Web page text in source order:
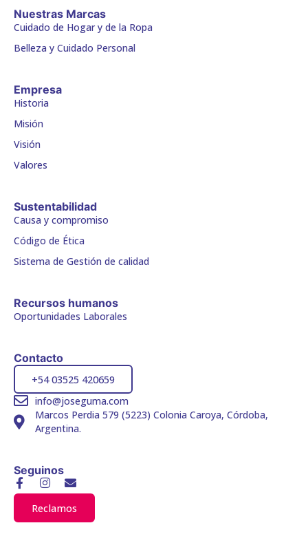
Nuestras Marcas
Cuidado de Hogar y de la Ropa
Belleza y Cuidado Personal
Empresa
Historia
Misión
Visión
Valores
Sustentabilidad
Causa y compromiso
Código de Ética
Sistema de Gestión de calidad
Recursos humanos
Oportunidades Laborales
Contacto
+54 03525 420659
info@joseguma.com
Marcos Perdia 579 (5223) Colonia Caroya, Córdoba,
Argentina.
Seguinos
Facebook-
f
InstagramEnvelope
Reclamos